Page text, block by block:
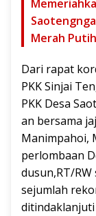
Merah
Dari rapat
PKK Sinjai
PKK Desa
an bersama
Manimpahoi,
perlombaan
dusun,RT/
sejumlah